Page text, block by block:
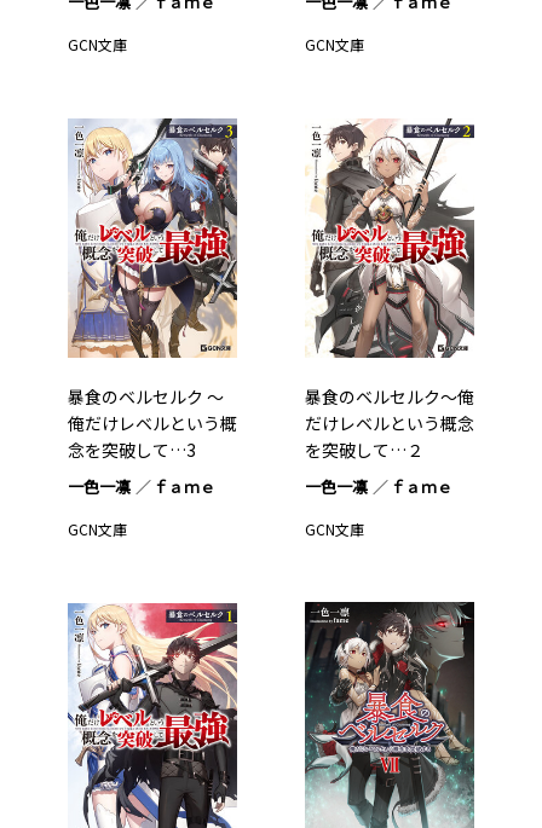
GCN文庫 GCN文庫
暴食のベルセルク ～
俺だけレベルという概
念を突破して…3
一色一凛 ｆａｍｅ
GCN文庫
暴食のベルセルク～俺
だけレベルという概念
を突破して…２
一色一凛 ｆａｍｅ
GCN文庫